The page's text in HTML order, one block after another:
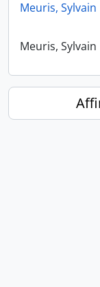
Meuris, Sylvain
Meuris, Sylvain